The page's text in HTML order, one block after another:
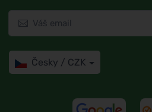
Česky / CZK